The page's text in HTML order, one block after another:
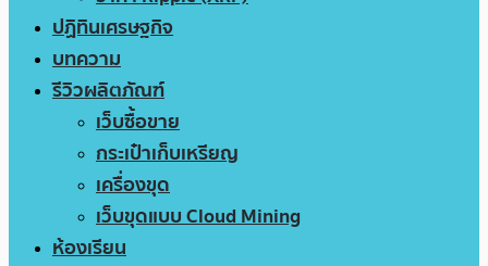
ปฏิทินเศรษฐกิจ
บทความ
รีวิวผลิตภัณฑ์
เว็บซื้อขาย
กระเป๋าเก็บเหรียญ
เครื่องขุด
เว็บขุดแบบ Cloud Mining
ห้องเรียน